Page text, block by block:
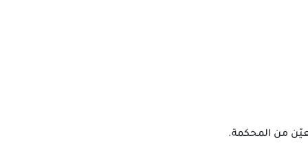
من المحكمة.